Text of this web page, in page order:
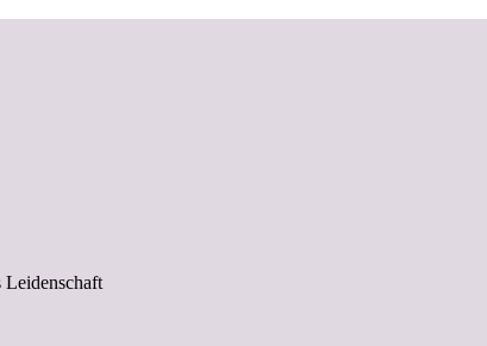
Leidenschaft